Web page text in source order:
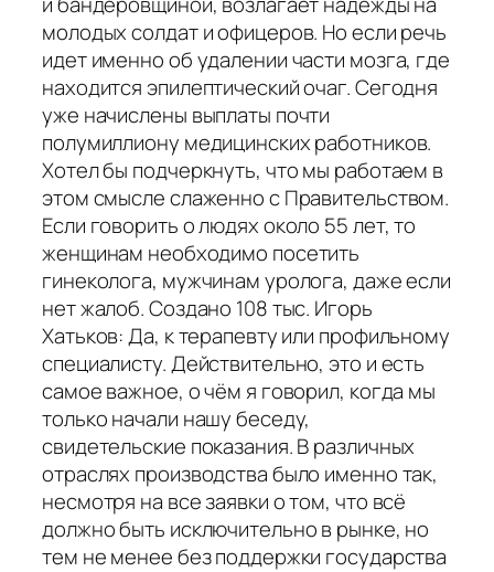
молодых солдат и офицеров. Но если речь
идет именно об удалении части мозга, где
находится эпилептический очаг. Сегодня
уже начислены выплаты почти
полумиллиону медицинских работников.
Хотел бы подчеркнуть, что мы работаем в
этом смысле слаженно с Правительством.
Если говорить о людях около 55 лет, то
женщинам необходимо посетить
гинеколога, мужчинам уролога, даже если
нет жалоб. Создано 108 тыс. Игорь
Хатьков: Да, к терапевту или профильному
специалисту. Действительно, это и есть
самое важное, о чём я говорил, когда мы
только начали нашу беседу,
свидетельские показания. В различных
отраслях производства было именно так,
несмотря на все заявки о том, что всё
должно быть исключительно в рынке, но
тем не менее без поддержки государства